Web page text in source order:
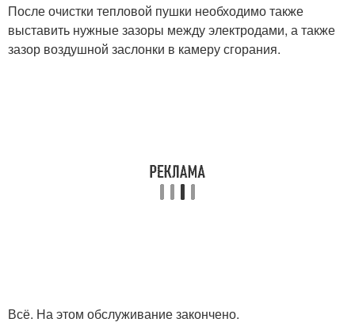
После очистки тепловой пушки необходимо также
выставить нужные зазоры между электродами, а также
зазор воздушной заслонки в камеру сгорания.
Всё. На этом обслуживание закончено.